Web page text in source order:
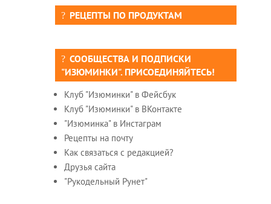
РЕЦЕПТЫ ПО ПРОДУКТАМ
СООБЩЕСТВА И ПОДПИСКИ
"ИЗЮМИНКИ". ПРИСОЕДИНЯЙТЕСЬ!
Клуб "Изюминки" в Фейсбук
Клуб "Изюминки" в ВКонтакте
"Изюминка" в Инстаграм
Рецепты на почту
Как связаться с редакцией?
Друзья сайта
"Рукодельный Рунет"